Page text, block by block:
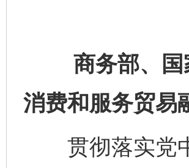
商务部、国家
消费和服务贸易
贯彻落实党中